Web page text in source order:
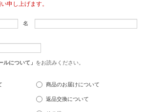
申し上げます。
名
ルについて」 をお読みください。
商品のお届けについて
返品交換について